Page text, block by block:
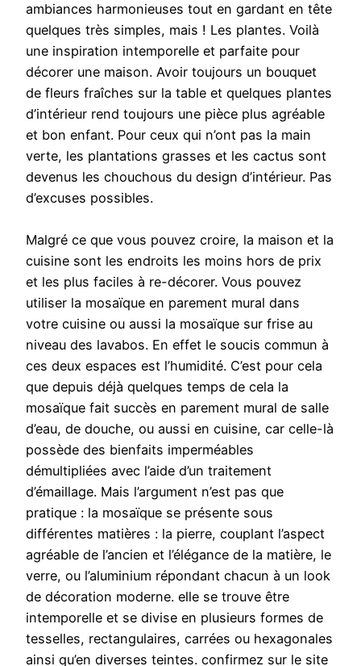
ambiances harmonieuses tout en gardant en tête
quelques très simples, mais ! Les plantes. Voilà
une inspiration intemporelle et parfaite pour
décorer une maison. Avoir toujours un bouquet
de fleurs fraîches sur la table et quelques plantes
d’intérieur rend toujours une pièce plus agréable
et bon enfant. Pour ceux qui n’ont pas la main
verte, les plantations grasses et les cactus sont
devenus les chouchous du design d’intérieur. Pas
d’excuses possibles.
Malgré ce que vous pouvez croire, la maison et la
cuisine sont les endroits les moins hors de prix
et les plus faciles à re-décorer. Vous pouvez
utiliser la mosaïque en parement mural dans
votre cuisine ou aussi la mosaïque sur frise au
niveau des lavabos. En effet le soucis commun à
ces deux espaces est l’humidité. C’est pour cela
que depuis déjà quelques temps de cela la
mosaïque fait succès en parement mural de salle
d’eau, de douche, ou aussi en cuisine, car celle-là
possède des bienfaits imperméables
démultipliées avec l’aide d’un traitement
d’émaillage. Mais l’argument n’est pas que
pratique : la mosaïque se présente sous
différentes matières : la pierre, couplant l’aspect
agréable de l’ancien et l’élégance de la matière, le
verre, ou l’aluminium répondant chacun à un look
de décoration moderne. elle se trouve être
intemporelle et se divise en plusieurs formes de
tesselles, rectangulaires, carrées ou hexagonales
ainsi qu’en diverses teintes. confirmez sur le site